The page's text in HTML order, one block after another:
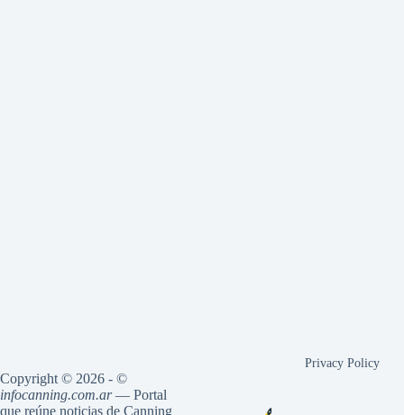
Privacy Policy
Copyright © 2026 - ©
infocanning.com.ar— Portal
que reúne noticias de Canning